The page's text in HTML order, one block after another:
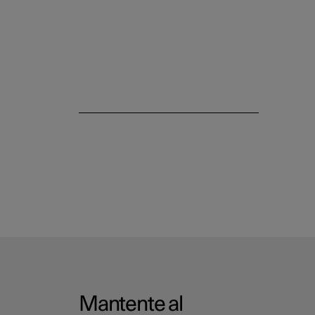
Mantente al